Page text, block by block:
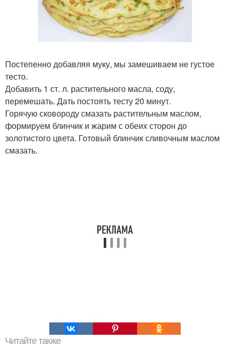
Постепенно добавляя муку, мы замешиваем не густое
тесто.
Добавить 1 ст. л. растительного масла, соду,
перемешать. Дать постоять тесту 20 минут.
Горячую сковороду смазать растительным маслом,
формируем блинчик и жарим с обеих сторон до
золотистого цвета. Готовый блинчик сливочным маслом
смазать.
Читайте также